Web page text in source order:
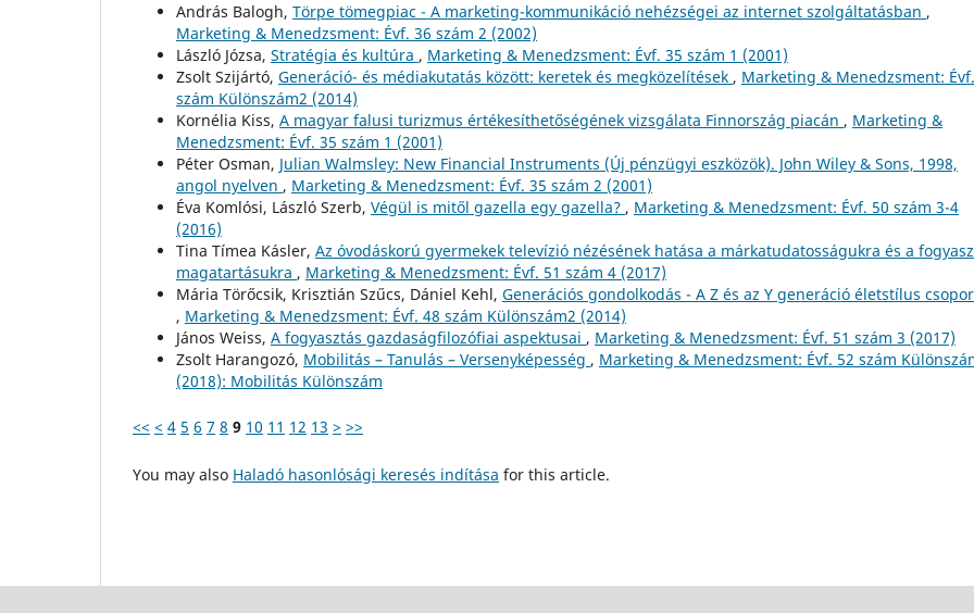
András Balogh, Törpe tömegpiac - A marketing-kommunikáció nehézségei az internet szolgáltatásban ,
Marketing & Menedzsment: Évf. 36 szám 2 (2002)
László Józsa, Stratégia és kultúra , Marketing & Menedzsment: Évf. 35 szám 1 (2001)
Zsolt Szijártó, Generáció- és médiakutatás között: keretek és megközelítések , Marketing & Menedzsment:
szám Különszám2 (2014)
Kornélia Kiss, A magyar falusi turizmus értékesíthetőségének vizsgálata Finnország piacán , Marketing &
Menedzsment: Évf. 35 szám 1 (2001)
Péter Osman, Julian Walmsley: New Financial Instruments (Új pénzügyi eszközök). John Wiley & Sons, 1998,
angol nyelven , Marketing & Menedzsment: Évf. 35 szám 2 (2001)
Éva Komlósi, László Szerb, Végül is mitől gazella egy gazella? , Marketing & Menedzsment: Évf. 50 szám 3-4
(2016)
Tina Tímea Kásler, Az óvodáskorú gyermekek televízió nézésének hatása a márkatudatosságukra és a
magatartásukra , Marketing & Menedzsment: Évf. 51 szám 4 (2017)
Mária Törőcsik, Krisztián Szűcs, Dániel Kehl, Generációs gondolkodás - A Z és az Y generáció életstílus
, Marketing & Menedzsment: Évf. 48 szám Különszám2 (2014)
János Weiss, A fogyasztás gazdaságfilozófiai aspektusai , Marketing & Menedzsment: Évf. 51 szám 3 (2017)
Zsolt Harangozó, Mobilitás – Tanulás – Versenyképesség , Marketing & Menedzsment: Évf. 52 szám
(2018): Mobilitás Különszám
<< < 4 5 6 7 8 9 10 11 12 13 > >>
You may also Haladó hasonlósági keresés indítása for this article.